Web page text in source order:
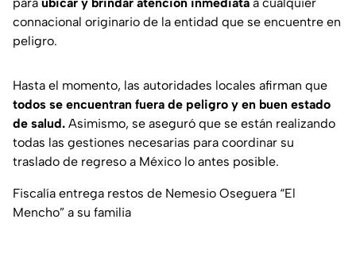
connacional originario de la entidad que se encuentre en
peligro.
Hasta el momento, las autoridades locales afirman que
todos se encuentran fuera de peligro y en buen estado
de salud. Asimismo, se aseguró que se están realizando
todas las gestiones necesarias para coordinar su
traslado de regreso a México lo antes posible.
Fiscalía entrega restos de Nemesio Oseguera “El
Mencho” a su familia